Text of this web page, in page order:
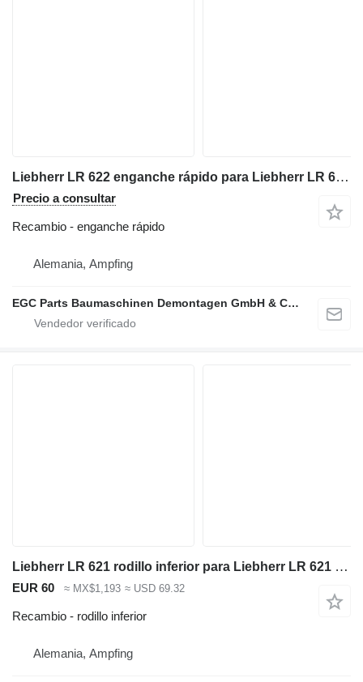
Liebherr LR 622 enganche rápido para Liebherr LR 622 cargadora de cadenas
Precio a consultar
Recambio - enganche rápido
Alemania, Ampfing
EGC Parts Baumaschinen Demontagen GmbH & Co. KG
Liebherr LR 621 rodillo inferior para Liebherr LR 621 cargadora de cadenas
EUR 60 ≈ MX$1,193 ≈ USD 69.32
Recambio - rodillo inferior
Alemania, Ampfing